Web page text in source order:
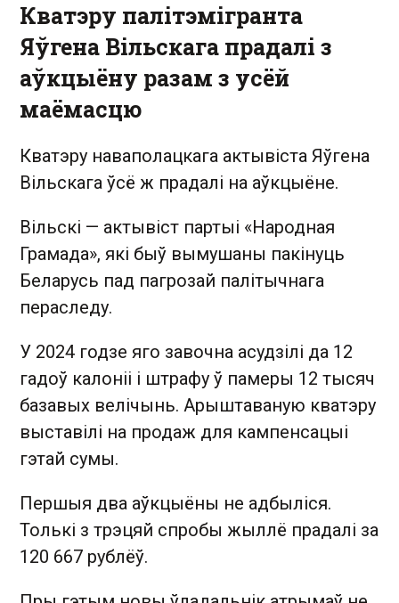
Кватэру палітэмігранта
Яўгена Вільскага прадалі з
аўкцыёну разам з усёй
маёмасцю
Кватэру наваполацкага актывіста Яўгена
Вільскага ўсё ж прадалі на аўкцыёне.
Вільскі — актывіст партыі «Народная
Грамада», які быў вымушаны пакінуць
Беларусь пад пагрозай палітычнага
пераследу.
У 2024 годзе яго завочна асудзілі да 12
гадоў калоніі і штрафу ў памеры 12 тысяч
базавых велічынь. Арыштаваную кватэру
выставілі на продаж для кампенсацыі
гэтай сумы.
Першыя два аўкцыёны не адбыліся.
Толькі з трэцяй спробы жыллё прадалі за
120 667 рублёў.